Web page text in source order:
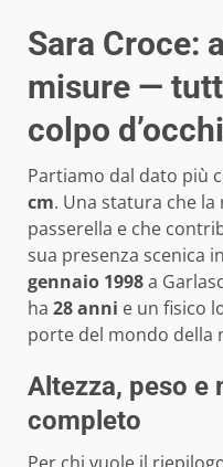
Sara Croce:
misure —
colpo
Partiamo dal dato più
cm. Una statura che
passerella e che
sua presenza scenica
gennaio 1998a
ha 28 anni e un fisico
porte del mondo della
Altezza, peso e
completo